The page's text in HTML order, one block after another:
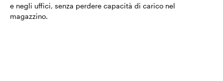
e negli uffici, senza perdere capacità di carico nel
magazzino.